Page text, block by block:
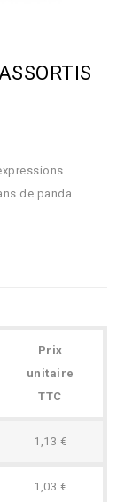
de panda.
Prix
unitaire
TTC
1,13 €
1,03 €